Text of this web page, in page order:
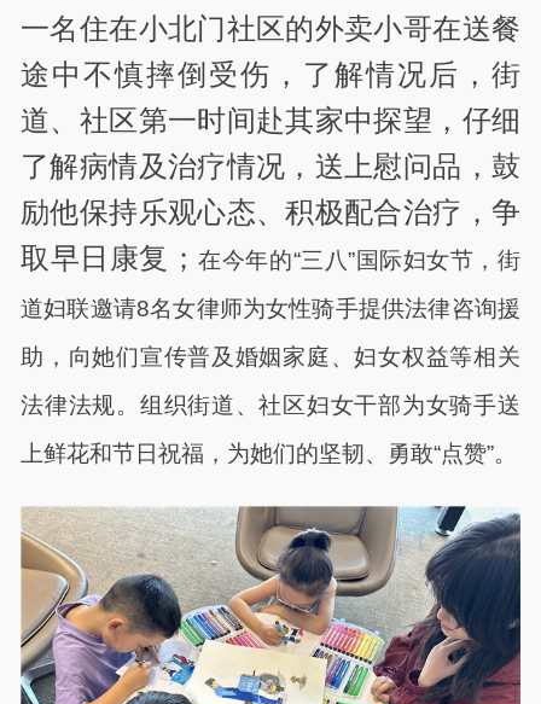
一名住在小北门社区的外卖小哥在送餐
途中不慎摔倒受伤，了解情况后，街
道、社区第一时间赴其家中探望，仔细
了解病情及治疗情况，送上慰问品，鼓
励他保持乐观心态、积极配合治疗，争
取早日康复； 在今年的“三八”国际妇女节，街
道妇联邀请8名女律师为女性骑手提供法律咨询援
助，向她们宣传普及婚姻家庭、妇女权益等相关
法律法规。组织街道、社区妇女干部为女骑手送
上鲜花和节日祝福，为她们的坚韧、勇敢“点赞”。